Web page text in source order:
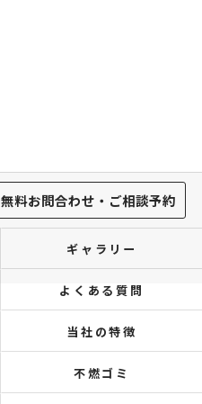
無料お問合わせ・ご相談予約
ギャラリー
よくある質問
当社の特徴
不燃ゴミ